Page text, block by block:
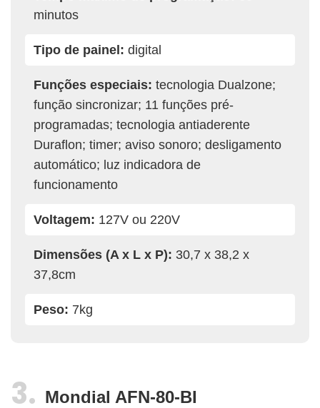
minutos
Tipo de painel: digital
Funções especiais: tecnologia Dualzone;
função sincronizar; 11 funções pré-
programadas; tecnologia antiaderente
Duraflon; timer; aviso sonoro; desligamento
automático; luz indicadora de
funcionamento
Voltagem: 127V ou 220V
Dimensões (A x L x P): 30,7 x 38,2 x
37,8cm
Peso: 7kg
Mondial AFN-80-BI